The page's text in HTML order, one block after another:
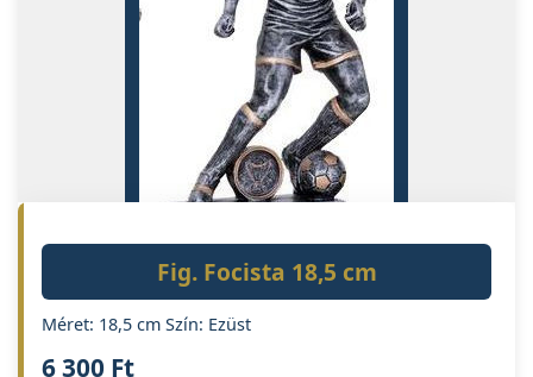
Fig. Focista 18,5 cm
Méret: 18,5 cm Szín: Ezüst
6 300 Ft